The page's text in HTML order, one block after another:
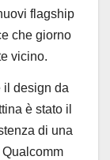
flagship
che giorno
vicino.
il design da
è stato il
di una
Qualcomm